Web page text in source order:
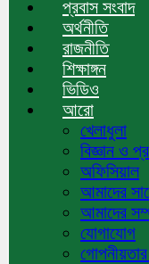
প্রবাস সংবাদ
অর্থনীতি
রাজনীতি
শিক্ষাঙ্গন
ভিডিও
আরো
খেলাধুলা
বিজ্ঞান ও
অফিসিয়াল
আমাদের
আমাদের
যোগাযোগ
গোপনীয়তার